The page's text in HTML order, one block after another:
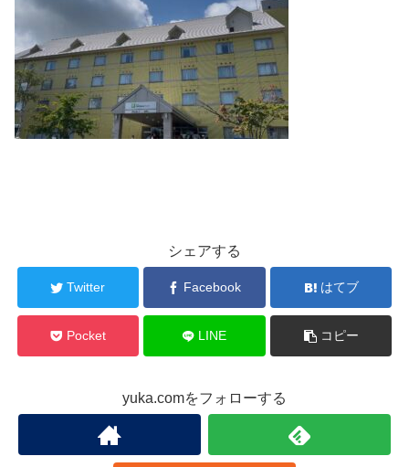
シェアする
Twitter Facebook はてブ
Pocket LINE コピー
yuka.comをフォローする